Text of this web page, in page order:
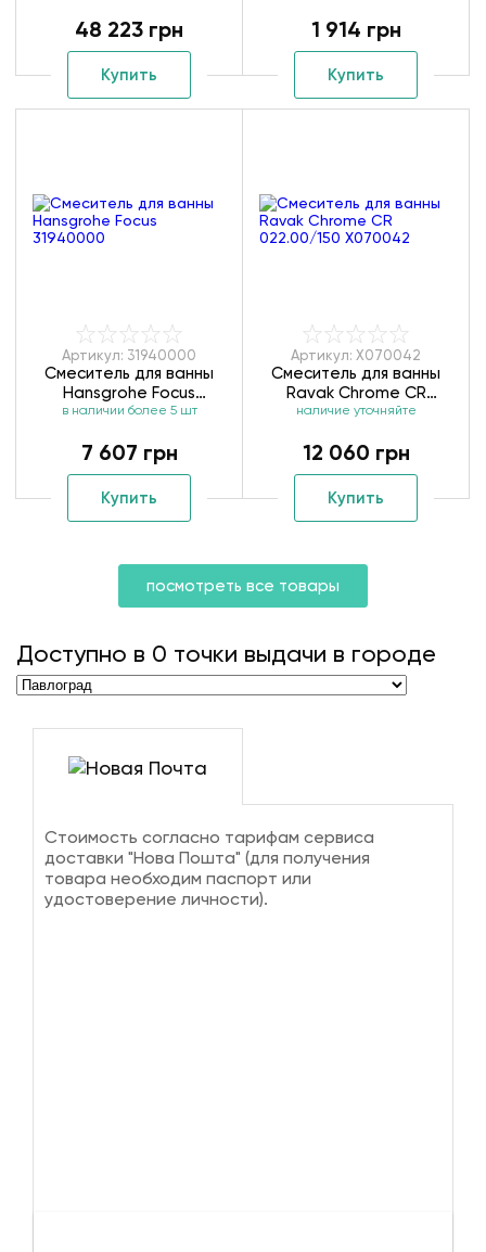
48 223 грн
Купить
1 914 грн
Купить
Артикул: 31940000
Смеситель для ванны
Hansgrohe Focus
31940000
в наличии более 5 шт
7 607 грн
Купить
Артикул: X070042
Смеситель для ванны
Ravak Chrome CR
022.00/150 X070042
наличие уточняйте
12 060 грн
Купить
посмотреть все товары
Доступно в 0 точки выдачи в городе
Стоимость согласно тарифам сервиса
доставки "Нова Пошта" (для получения
товара необходим паспорт или
удостоверение личности).